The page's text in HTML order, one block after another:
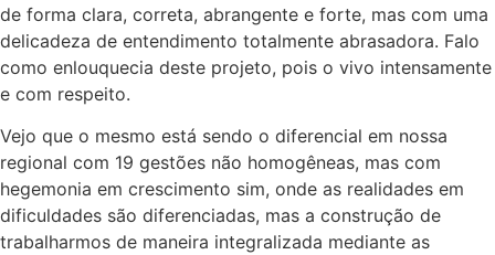
de forma clara, correta, abrangente e forte, mas com uma
delicadeza de entendimento totalmente abrasadora. Falo
como enlouquecia deste projeto, pois o vivo intensamente
e com respeito.
Vejo que o mesmo está sendo o diferencial em nossa
regional com 19 gestões não homogêneas, mas com
hegemonia em crescimento sim, onde as realidades em
dificuldades são diferenciadas, mas a construção de
trabalharmos de maneira integralizada mediante as